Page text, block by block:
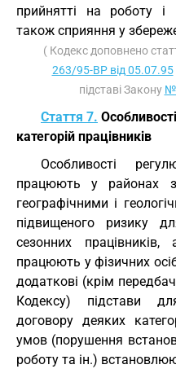
прийнятті на роботу і
також сприяння у
( Кодекс доповнено
263/95-ВР від 05.07.95
підставі Закону №
Стаття 7.
категорій працівників
Особливості
працюють у районах
географічними і
підвищеного ризику
сезонних
працюють у фізичних
додаткові (крім
Кодексу) підстави
договору деяких
умов (порушення
роботу та ін.)